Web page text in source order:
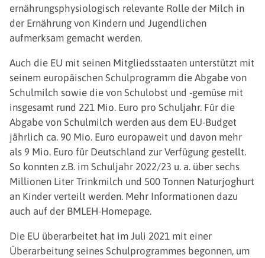
ernährungsphysiologisch relevante Rolle der Milch in
der Ernährung von Kindern und Jugendlichen
aufmerksam gemacht werden.
Auch die EU mit seinen Mitgliedsstaaten unterstützt mit
seinem europäischen Schulprogramm die Abgabe von
Schulmilch sowie die von Schulobst und -gemüse mit
insgesamt rund 221 Mio. Euro pro Schuljahr. Für die
Abgabe von Schulmilch werden aus dem EU-Budget
jährlich ca. 90 Mio. Euro europaweit und davon mehr
als 9 Mio. Euro für Deutschland zur Verfügung gestellt.
So konnten z.B. im Schuljahr 2022/23 u. a. über sechs
Millionen Liter Trinkmilch und 500 Tonnen Naturjoghurt
an Kinder verteilt werden. Mehr Informationen dazu
auch auf der BMLEH-Homepage.
Die EU überarbeitet hat im Juli 2021 mit einer
Überarbeitung seines Schulprogrammes begonnen, um